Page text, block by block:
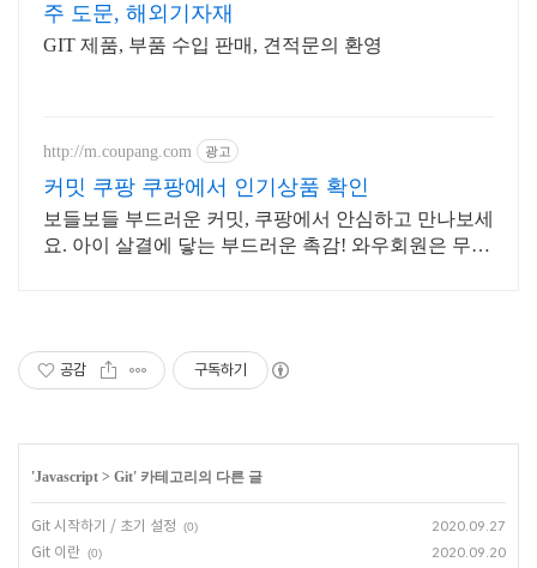
주 도문, 해외기자재
GIT 제품, 부품 수입 판매, 견적문의 환영
http://m.coupang.com 광고
커밋 쿠팡 쿠팡에서 인기상품 확인
보들보들 부드러운 커밋, 쿠팡에서 안심하고 만나보세
요. 아이 살결에 닿는 부드러운 촉감! 와우회원은 무료
공감 구독하기
'Javascript > Git' 카테고리의 다른 글
Git 시작하기 / 초기 설정 (0) 2020.09.27
Git 이란 (0) 2020.09.20